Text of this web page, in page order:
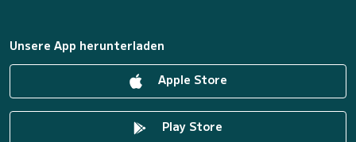
Unsere App herunterladen
Apple Store
Play Store